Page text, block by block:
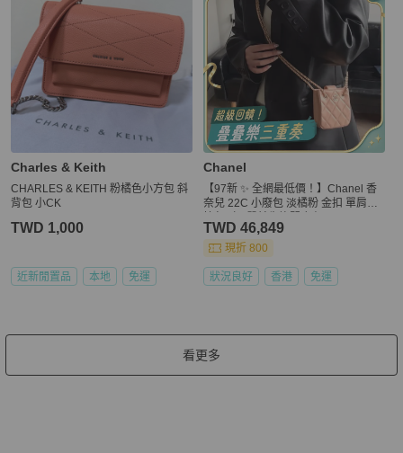
Charles & Keith
CHARLES & KEITH 粉橘色小方包 斜
背包 小CK
TWD 1,000
近新閒置品 本地 免運
Chanel
【97新 ✨ 全網最低價！】Chanel 香
奈兒 22C 小廢包 淡橘粉 金扣 單肩斜
TWD 46,849
現折 800
狀況良好 香港 免運
看更多